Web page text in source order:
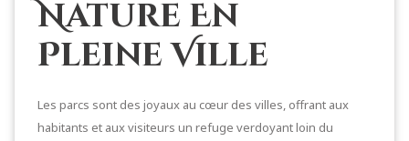
Nature En
Pleine Ville
Les parcs sont des joyaux au cœur des villes, offrant aux
habitants et aux visiteurs un refuge verdoyant loin du